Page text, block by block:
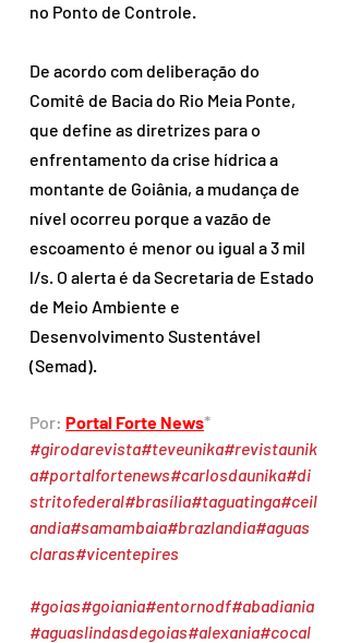
no Ponto de Controle.
De acordo com deliberação do
Comitê de Bacia do Rio Meia Ponte,
que define as diretrizes para o
enfrentamento da crise hídrica a
montante de Goiânia, a mudança de
nível ocorreu porque a vazão de
escoamento é menor ou igual a 3 mil
l/s. O alerta é da Secretaria de Estado
de Meio Ambiente e
Desenvolvimento Sustentável
(Semad).
Por: Portal Forte News*
#girodarevista#teveunika#revistaunik
a#portalfortenews#carlosdaunika#di
stritofederal#brasília#taguatinga#ceil
andia#samambaia#brazlandia#aguas
claras#vicentepires
#goias#goiania#entornodf#abadiania
#aguaslindasdegoias#alexania#cocal